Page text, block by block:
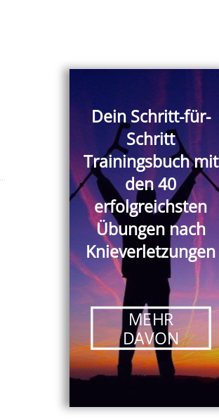
Dein Schritt-für-
Schritt
Trainingsbuch mit
den 40
erfolgreichsten
Übungen nach
Knieverletzungen
MEHR
DAVON